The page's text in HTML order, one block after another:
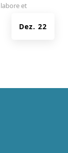
Dez. 22
et